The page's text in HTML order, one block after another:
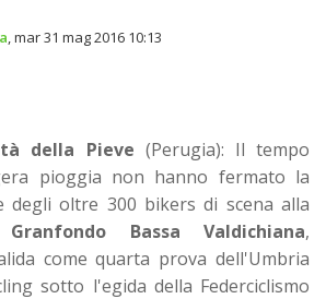
mar 31 mag 2016 10:13
della Pieve (Perugia): Il tempo
pioggia non hanno fermato la
degli oltre 300 bikers di scena alla
Granfondo Bassa Valdichiana,
come quarta prova dell'Umbria
sotto l'egida della Federciclismo